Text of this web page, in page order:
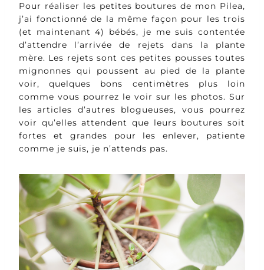
Pour réaliser les petites boutures de mon Pilea,
j’ai fonctionné de la même façon pour les trois
(et maintenant 4) bébés, je me suis contentée
d’attendre l’arrivée de rejets dans la plante
mère. Les rejets sont ces petites pousses toutes
mignonnes qui poussent au pied de la plante
voir, quelques bons centimètres plus loin
comme vous pourrez le voir sur les photos. Sur
les articles d’autres blogueuses, vous pourrez
voir qu’elles attendent que leurs boutures soit
fortes et grandes pour les enlever, patiente
comme je suis, je n’attends pas.